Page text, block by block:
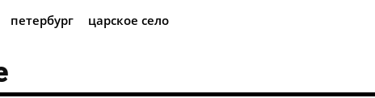
петербург царское село